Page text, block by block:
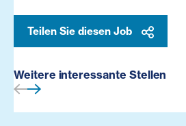
Teilen Sie diesen Job
Weitere interessante Stellen